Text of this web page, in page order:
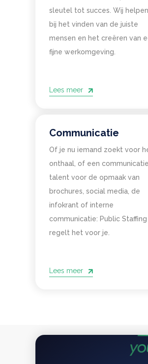
sleutel tot succes. Wij
bij het vinden van de juiste
mensen en het creëren van
fijne werkomgeving.
Lees meer
Communicatie
Of je nu iemand zoekt voor
onthaal, of een
talent voor de opmaak van
brochures, social media, de
infokrant of interne
communicatie: Public Staffing
regelt het voor je.
Lees meer